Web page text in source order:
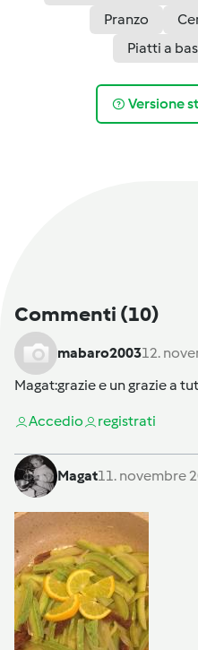
Pranzo
Piatti a
Versione
Commenti (10)
mabaro200312.
Magat:grazie e un grazie a
Accedio registrati
Magat11. novembre